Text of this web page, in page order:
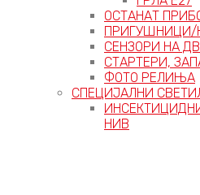
ОСТАНАТ
ПРИГУШНИЦИ/
СЕНЗОРИ НА
СТАРТЕРИ,
ФОТО РЕЛИЊА
СПЕЦИЈАЛНИ
НИВ